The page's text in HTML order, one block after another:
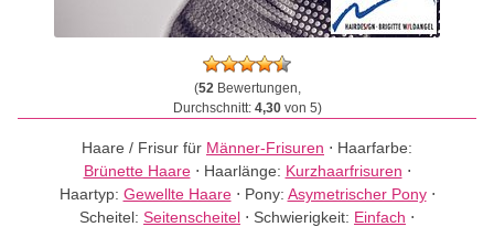
(52Bewertungen,
Durchschnitt: 4,30von 5)
Haare / Frisur für Männer-Frisuren ⋅ Haarfarbe:
Brünette Haare⋅ Haarlänge: Kurzhaarfrisuren ⋅
Haartyp: Gewellte Haare⋅ Pony: Asymetrischer Pony⋅
Scheitel: Seitenscheitel ⋅ Schwierigkeit: Einfach ⋅